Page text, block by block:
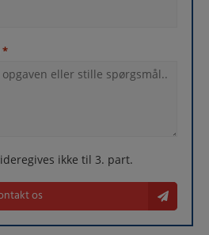
*
ikke til 3. part.
os